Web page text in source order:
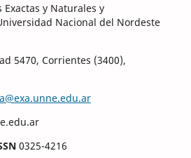
Exactas y Naturales y
Nacional del Nordeste
5470, Corrientes (3400),
0325-4216